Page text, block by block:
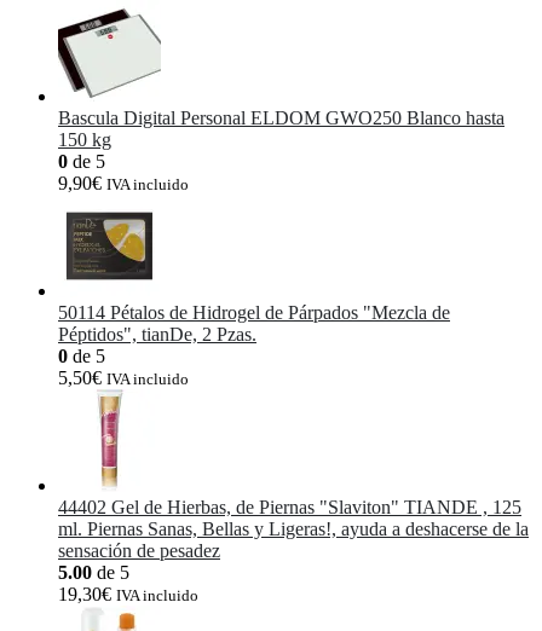
Bascula Digital Personal ELDOM GWO250 Blanco hasta
150 kg
0 de 5
9,90€ IVA incluido
50114 Pétalos de Hidrogel de Párpados "Mezcla de
Péptidos", tianDe, 2 Pzas.
0 de 5
5,50€ IVA incluido
44402 Gel de Hierbas, de Piernas "Slaviton" TIANDE , 125
ml. Piernas Sanas, Bellas y Ligeras!, ayuda a deshacerse de la
sensación de pesadez
5.00 de 5
19,30€ IVA incluido